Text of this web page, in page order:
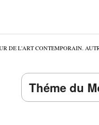
DE L'ART CONTEMPORAIN.
Théme du